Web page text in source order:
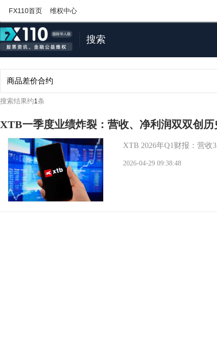
FX110首页 维权中心
搜索
搜索结果约1条
XTB一季度业绩炸裂：营收、净利润双双创历
XTB 2026年Q1财报：营收
2026-04-29 09:38:48